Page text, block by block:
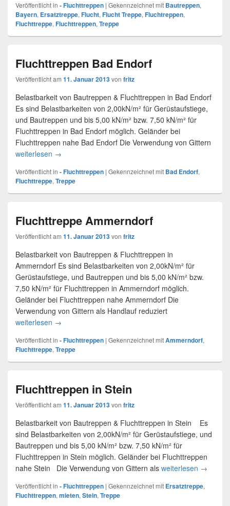
Veröffentlicht in - Fluchttreppen | Gekennzeichnet mit Bautreppen,
Bayern, Ersatztreppe, Flucht, Flucht Treppe, Fluchtreppen,
Fluchttreppe, Fluchttreppen, Treppe
Fluchttreppen Bad Endorf
Veröffentlicht am 11. Januar 2013von fritz
Belastbarkeit von Bautreppen & Fluchttreppen in Bad Endorf
Es sind Belastbarkeiten von 2,00kN/m² für Gerüstaufstiege,
und Bautreppen und bis 5,00 kN/m² bzw. 7,50 kN/m² für
Fluchttreppen in Bad Endorf möglich. Geländer bei
Fluchttreppen nahe Bad Endorf Die Verwendung von Gittern
weiterlesen Fluchttreppen Bad Endorf
→
Veröffentlicht in - Fluchttreppen | Gekennzeichnet mit Bad Endorf,
Fluchttreppe, Treppe
Fluchttreppe Ammerndorf
Veröffentlicht am 11. Januar 2013von fritz
Belastbarkeit von Bautreppen & Fluchttreppen in
Ammerndorf Es sind Belastbarkeiten von 2,00kN/m² für
Gerüstaufstiege, und Bautreppen und bis 5,00 kN/m² bzw.
7,50 kN/m² für Fluchttreppen in Ammerndorf möglich.
Geländer bei Fluchttreppen nahe Ammerndorf Die
Verwendung von Gittern als Handlauf reduziert
weiterlesen Fluchttreppe Ammerndorf
→
Veröffentlicht in - Fluchttreppen | Gekennzeichnet mitAmmerndorf,
Fluchttreppe, Treppe
Fluchttreppen in Stein
Veröffentlicht am 11. Januar 2013von fritz
Belastbarkeit von Bautreppen & Fluchttreppen in Stein Es
sind Belastbarkeiten von 2,00kN/m² für Gerüstaufstiege, und
Bautreppen und bis 5,00 kN/m² bzw. 7,50 kN/m² für
Fluchttreppen in Stein möglich. Geländer bei Fluchttreppen
nahe Stein Die Verwendung von Gittern als weiterlesen →
Veröffentlicht in - Fluchttreppen | Gekennzeichnet mit Ersatztreppe,
Fluchttreppen, mieten, Stein, Treppe